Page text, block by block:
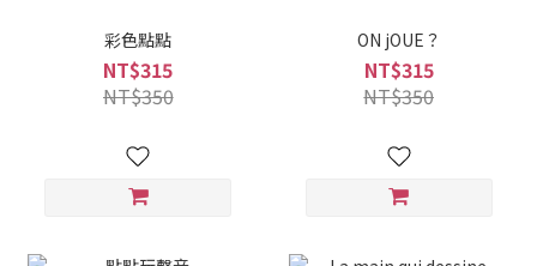
彩色點點
NT$315
NT$350
ON jOUE？
NT$315
NT$350